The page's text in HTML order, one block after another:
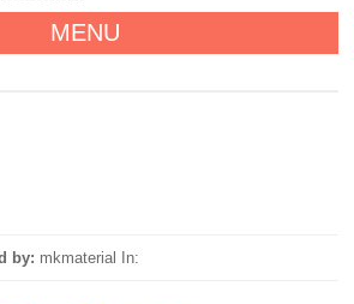
MENU
by: mkmaterial In: